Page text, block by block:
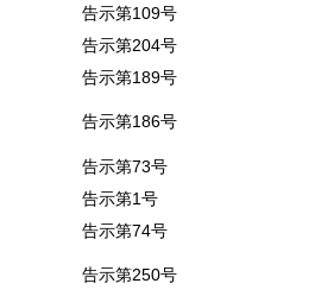
告示第109号
告示第204号
告示第189号
告示第186号
告示第73号
告示第1号
告示第74号
告示第250号